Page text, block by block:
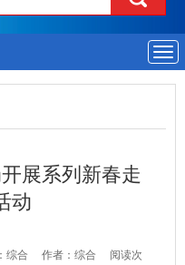
导
航
展系列新春走
动
综合 作者：综合 阅读次